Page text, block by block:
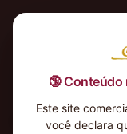
🔞 Conteúdo
Este site
você declara
Cedro-do-